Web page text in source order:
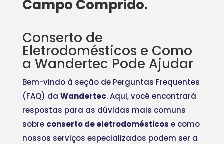
Campo Comprido.
Conserto de
Eletrodomésticos e Como
a Wandertec Pode Ajudar
Bem-vindo à seção de Perguntas Frequentes
(FAQ) da Wandertec. Aqui, você encontrará
respostas para as dúvidas mais comuns
sobre conserto de eletrodomésticos e como
nossos serviços especializados podem ser a